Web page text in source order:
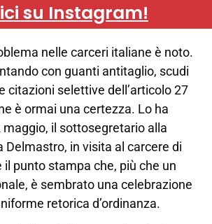
su Instagram!
nelle carceri italiane è noto.
con guanti antitaglio, scudi
citazioni selettive dell’articolo 27
è ormai una certezza. Lo ha
maggio, il sottosegretario alla
Delmastro, in visita al carcere di
il punto stampa che, più che un
è sembrato una celebrazione
retorica d’ordinanza.